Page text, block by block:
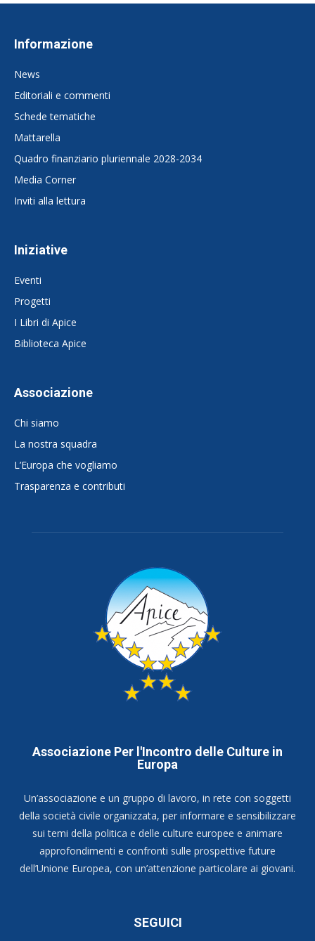
Informazione
News
Editoriali e commenti
Schede tematiche
Mattarella
Quadro finanziario pluriennale 2028-2034
Media Corner
Inviti alla lettura
Iniziative
Eventi
Progetti
I Libri di Apice
Biblioteca Apice
Associazione
Chi siamo
La nostra squadra
L’Europa che vogliamo
Trasparenza e contributi
Associazione Per l'Incontro delle Culture in
Europa
Un’associazione e un gruppo di lavoro, in rete con soggetti
della società civile organizzata, per informare e sensibilizzare
sui temi della politica e delle culture europee e animare
approfondimenti e confronti sulle prospettive future
dell’Unione Europea, con un’attenzione particolare ai giovani.
SEGUICI